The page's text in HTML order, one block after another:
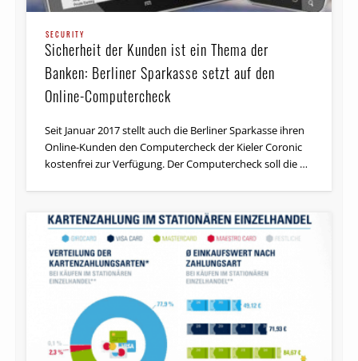
SECURITY
Sicherheit der Kunden ist ein Thema der
Banken: Berliner Sparkasse setzt auf den
Online-Computercheck
Seit Januar 2017 stellt auch die Berliner Sparkasse ihren
Online-Kunden den Computercheck der Kieler Coronic
kostenfrei zur Verfügung. Der Computercheck soll die …